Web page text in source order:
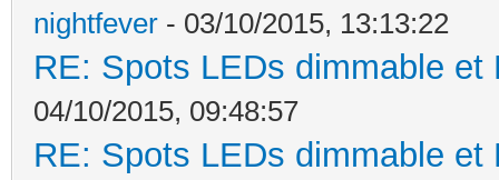
nightfever - 03/10/2015, 13:13:22
RE: Spots LEDs dimmable
04/10/2015, 09:48:57
RE: Spots LEDs dimmable